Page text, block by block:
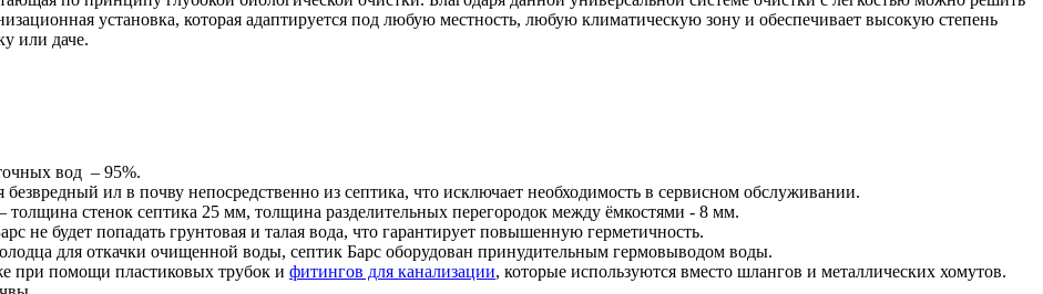
установка, которая адаптируется под любую местность, любую климатическую зону и обеспечивает высокую степень
или даче.
вод – 95%.
ил в почву непосредственно из септика, что исключает необходимость в сервисном обслуживании.
стенок септика 25 мм, толщина разделительных перегородок между ёмкостями - 8 мм.
не будет попадать грунтовая и талая вода, что гарантирует повышенную герметичность.
для откачки очищенной воды, септик Барс оборудован принудительным гермовыводом воды.
при помощи пластиковых трубок и фитингов для канализации, которые используются вместо шлангов и металлических хомутов.